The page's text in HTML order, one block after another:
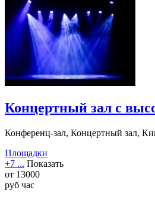
Концертный зал с
Конференц-зал, Концертный зал,
Площадки
+7 ... Показать
от 13000
руб час